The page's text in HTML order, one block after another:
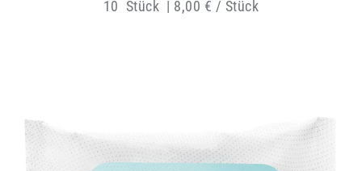
10 Stück | 8,00 € / Stück